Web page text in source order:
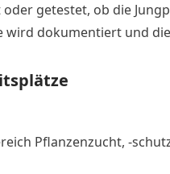
getestet, ob die
wird dokumentiert und
Pflanzenzucht, -